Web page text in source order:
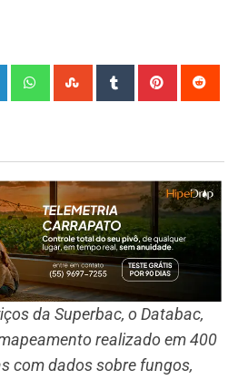
da Superbac, o Databac,
realizado em 400
com dados sobre fungos,